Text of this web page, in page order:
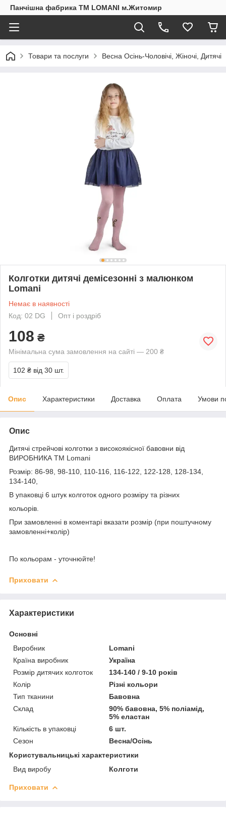
Панчішна фабрика ТМ LOMANI м.Житомир
Товари та послуги Весна Осінь-Чоловічі, Жіночі, Дитячі
Колготки дитячі демісезонні з малюнком
Lomani
Немає в наявності
Код: 02 DG
Опт і роздріб
108 ₴
Мінімальна сума замовлення на сайті — 200 ₴
102 ₴ від 30 шт.
Опис Характеристики Доставка Оплата Умови
Опис
Дитячі стрейчові колготки з високоякісної бавовни від
ВИРОБНИКА ТМ Lomani
Розмір: 86-98, 98-110, 110-116, 116-122, 122-128, 128-134,
134-140,
В упаковці 6 штук колготок одного розміру та різних
кольорів.
При замовленні в коментарі вказати розмір (при поштучному
замовленні+колір)
По кольорам - уточнюйте!
Приховати
Характеристики
Основні
Виробник
Lomani
Країна виробник
Україна
Розмір дитячих колготок
134-140 / 9-10 років
Колір
Різні кольори
Тип тканини
Бавовна
Склад
90% бавовна, 5% поліамід,
5% еластан
Кількість в упаковці
6 шт.
Сезон
Весна/Осінь
Користувальницькі характеристики
Вид виробу
Колготи
Приховати